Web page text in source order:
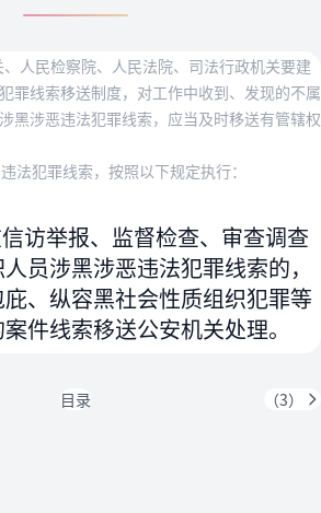
人民检察院、人民法院、司法行政机关要建
罪线索移送制度，对工作中收到、发现的不属
黑涉恶违法犯罪线索，应当及时移送有管辖权
法犯罪线索，按照以下规定执行：
访举报、监督检查、审查调查
员涉黑涉恶违法犯罪线索的，
、纵容黑社会性质组织犯罪等
件线索移送公安机关处理。
目录 （3）